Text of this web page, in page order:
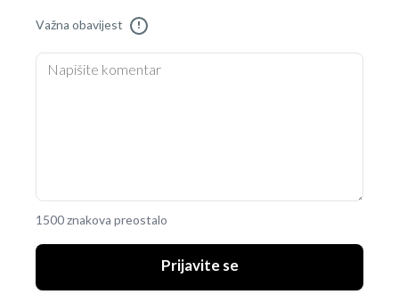
Važna obavijest !
1500 znakova preostalo
Prijavite se